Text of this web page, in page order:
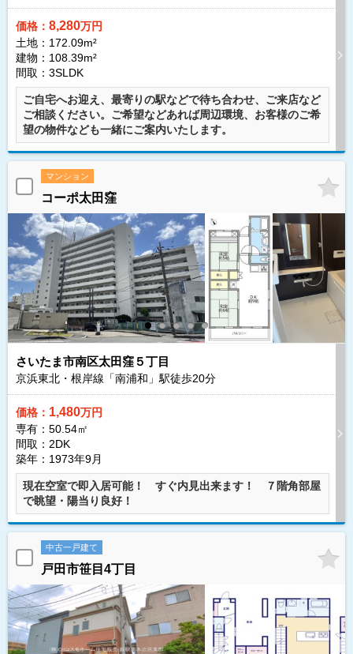
価格： 8,280万円
土地：172.09m²
建物：108.39m²
間取：3SLDK
ご自宅へお迎え、最寄りの駅などで待ち合わせ、ご来店など
ご相談ください。ご希望などあれば周辺環境、お客様のご希
望の物件なども一緒にご案内いたします。
マンション
コーポ太田窪
さいたま市南区太田窪５丁目
京浜東北・根岸線「南浦和」駅徒歩20分
価格： 1,480万円
専有：50.54㎡
間取：2DK
築年：1973年9月
現在空室で即入居可能！ すぐ内見出来ます！ ７階角部屋
で眺望・陽当り良好！
中古一戸建て
戸田市笹目4丁目